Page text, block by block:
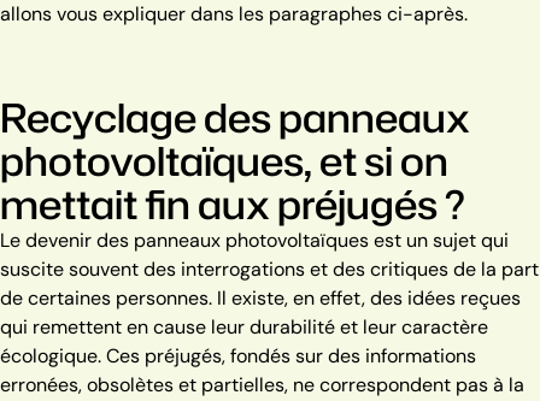
allons vous expliquer dans les paragraphes ci-après.
Recyclage des panneaux
photovoltaïques, et si on
mettait fin aux préjugés ?
Le devenir des panneaux photovoltaïques est un sujet qui
suscite souvent des interrogations et des critiques de la part
de certaines personnes. Il existe, en effet, des idées reçues
qui remettent en cause leur durabilité et leur caractère
écologique.Ces préjugés, fondés sur des informations
erronées, obsolètes et partielles, ne correspondent pas à la